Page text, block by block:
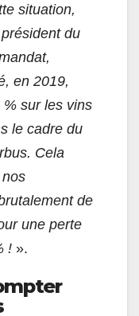
situation,
du
en 2019,
sur les vins
le cadre du
Cela
de
une perte
! ».